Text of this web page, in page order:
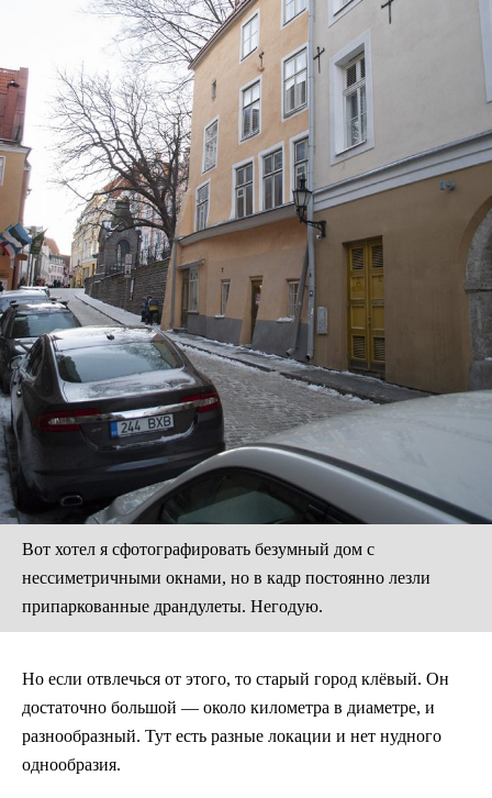
Вот хотел я сфотографировать безумный дом с
нессиметричными окнами, но в кадр постоянно лезли
припаркованные драндулеты. Негодую.
Но если отвлечься от этого, то старый город клёвый. Он
достаточно большой — около километра в диаметре, и
разнообразный. Тут есть разные локации и нет нудного
однообразия.